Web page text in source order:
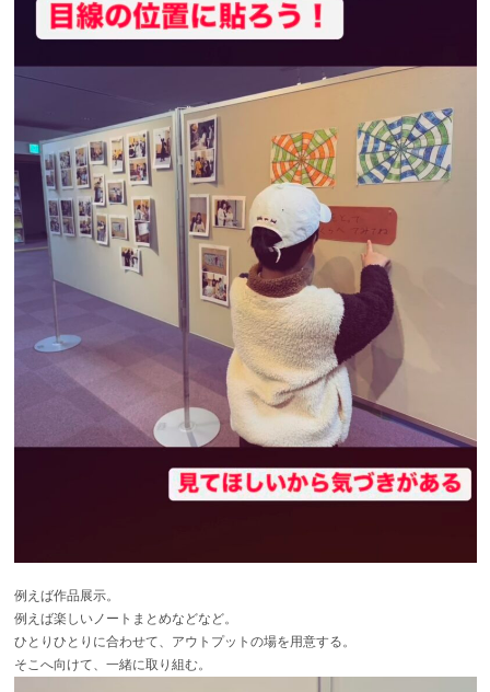
例えば作品展示。
例えば楽しいノートまとめなどなど。
ひとりひとりに合わせて、アウトプットの場を用意する。
そこへ向けて、一緒に取り組む。